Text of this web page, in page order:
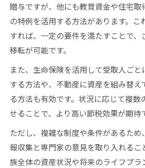
贈与ですが、他にも教育資金や住宅
の特例を活用する方法があります。こ
すれば、一定の要件を満たすことで、
移転が可能です。
また、生命保険を活用して受取人ご
する方法や、不動産に資産を組み替え
る方法も有効です。状況に応じて複数
せることで、より高い節税効果が期待
ただし、複雑な制度や条件があるため
報収集と専門家の意見を取り入れるこ
族全体の資産状況や将来のライフプラ